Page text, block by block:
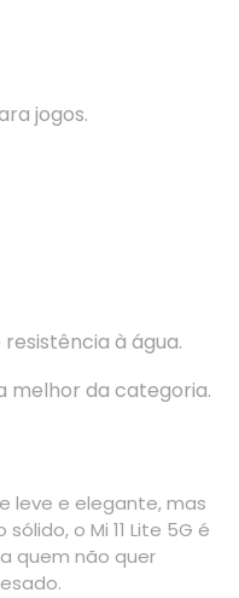
jogos.
à água.
melhor da categoria.
leve e elegante, mas
o Mi 11 Lite 5G é
quem não quer